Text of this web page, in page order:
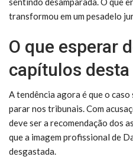
transformou em um pesadelo
O que esperar
capítulos
A tendência agora é que o
parar nos tribunais. Com
deve ser a recomendação dos
que a imagem profissional de
desgastada.